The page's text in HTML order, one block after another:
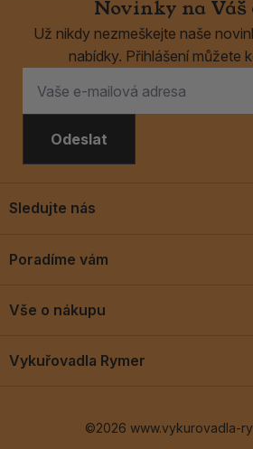
Novinky na
Už nikdy nezmeškejte naše
nabídky. Přihlášení můžete
Odeslat
Poradíme vám
Blog
Vše o nákupu
Vykuřovadla Rymer
Sledujte nás
©2026 www.vykurovadla-